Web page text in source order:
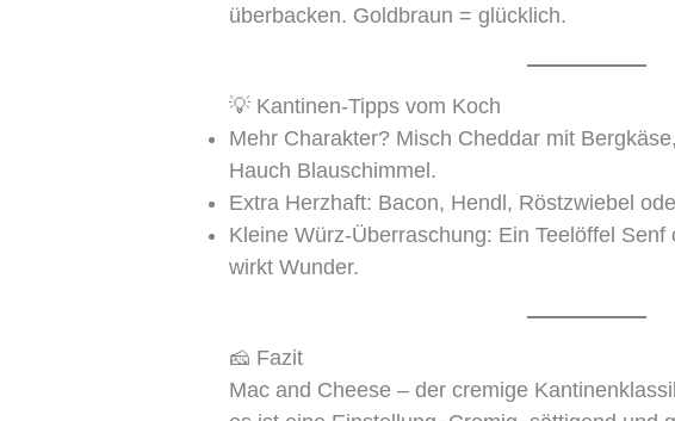
überbacken. Goldbraun = glücklich.
💡 Kantinen-Tipps vom Koch
Mehr Charakter? Misch Cheddar mit
Hauch Blauschimmel.
Extra Herzhaft: Bacon, Hendl, Röstzwiebel
Kleine Würz-Überraschung: Ein Teelöffel
wirkt Wunder.
🧀 Fazit
Mac and Cheese – der cremige